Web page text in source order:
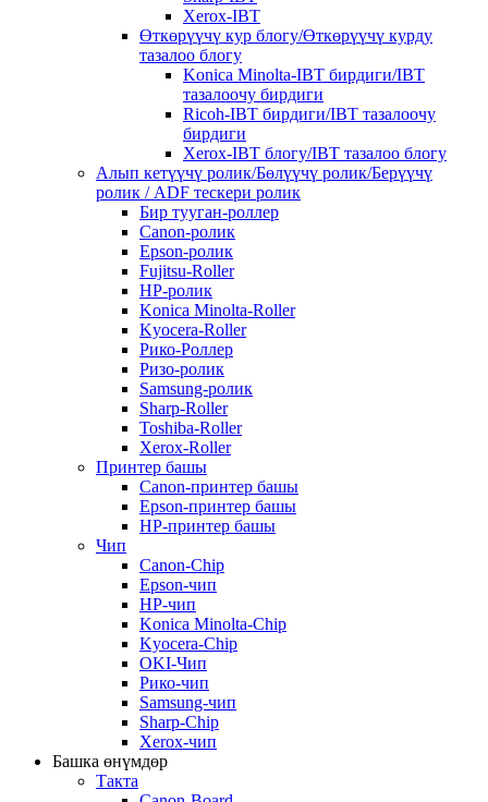
Xerox-IBT
Өткөрүүчү кур блогу/Өткөрүүчү курду
тазалоо блогу
Konica Minolta-IBT бирдиги/IBT
тазалоочу бирдиги
Ricoh-IBT бирдиги/IBT тазалоочу
бирдиги
Xerox-IBT блогу/IBT тазалоо блогу
Алып кетүүчү ролик/Бөлүүчү ролик/Берүүчү
ролик / ADF тескери ролик
Бир тууган-роллер
Canon-ролик
Epson-ролик
Fujitsu-Roller
HP-ролик
Konica Minolta-Roller
Kyocera-Roller
Рико-Роллер
Ризо-ролик
Samsung-ролик
Sharp-Roller
Toshiba-Roller
Xerox-Roller
Принтер башы
Canon-принтер башы
Epson-принтер башы
HP-принтер башы
Чип
Canon-Chip
Epson-чип
HP-чип
Konica Minolta-Chip
Kyocera-Chip
OKI-Чип
Рико-чип
Samsung-чип
Sharp-Chip
Xerox-чип
Башка өнүмдөр
Такта